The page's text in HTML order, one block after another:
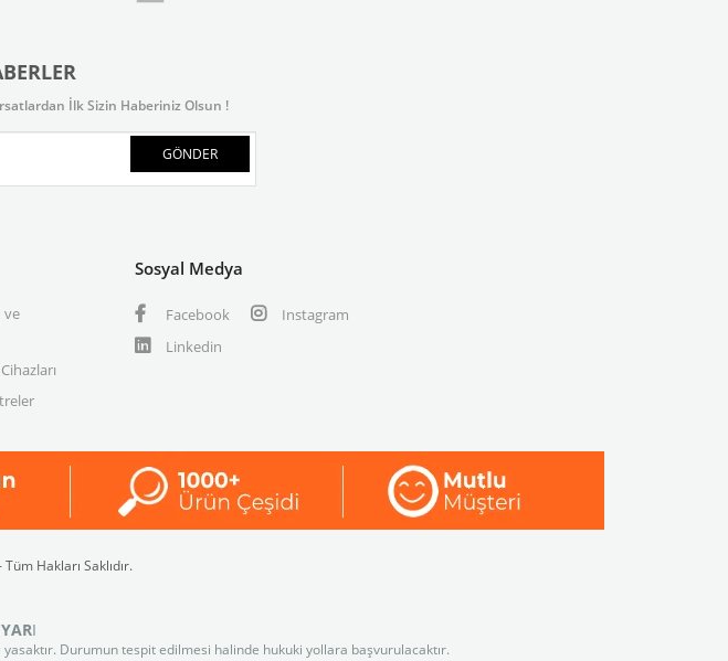
İlk Sizin Haberiniz Olsun !
GÖNDER
ve
Sosyal Medya
Facebook
Instagram
Linkedin
Tüm Hakları Saklıdır.
I
Durumun tespit edilmesi halinde hukuki yollara başvurulacaktır.